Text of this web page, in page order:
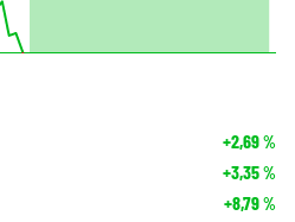
+2,69%
+3,35%
+8,79%